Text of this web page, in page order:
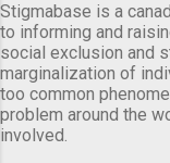
Stigmabase is a
to informing and
social exclusion and
marginalization of
too common
problem around the
involved.